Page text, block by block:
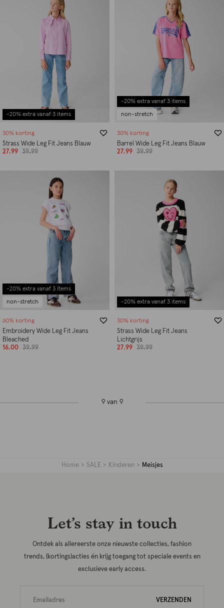
-20% extra vanaf 3 items
30% korting
Strass Wide Leg Fit Jeans Blauw
27.99
39.99
-20% extra vanaf 3 items
non-stretch
30% korting
Barrel Wide Leg Fit Jeans Blauw
27.99
39.99
-20% extra vanaf 3 items
non-stretch
60% korting
Embroidery Wide Leg Fit Jeans
Bleached
16.00
39.99
-20% extra vanaf 3 items
30% korting
Strass Wide Leg Fit Jeans
Lichtgrijs
27.99
39.99
9 van 9
Home SALE Kinderen Meisjes
Let’s stay in touch
Ontdek als allereerste onze nieuwste collecties, fashion
trends, (kortings)acties én krijg toegang tot speciale events en
exclusieve early access.
VERZENDEN